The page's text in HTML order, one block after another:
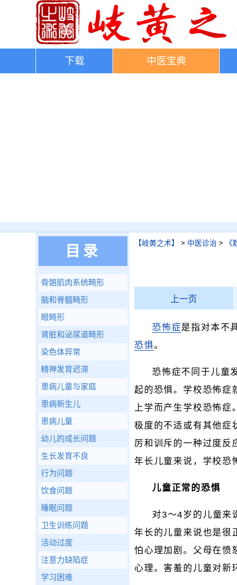
下载 中医宝典
【岐黄之术】 > 中医诊治 >
上一页
恐怖症是指对本不
恐惧。
恐怖症不同于儿童
起的恐惧。学校恐怖症
上学而产生学校恐怖症
极度的不适或有其他症
厉和训斥的一种过度反
年长儿童来说，学校恐
儿童正常的恐惧
对3～4岁的儿童来
年长的儿童来说也是很
怕心理加剧。父母在愤
心理。害羞的儿童对新
目录
骨骼肌肉系统畸形
脑和脊髓畸形
眼畸形
肾脏和泌尿道畸形
染色体异常
精神发育迟滞
患病儿童与家庭
患病新生儿
患病儿童
幼儿的成长问题
生长发育不良
行为问题
饮食问题
睡眠问题
卫生训练问题
活动过度
注意力缺陷症
学习困难